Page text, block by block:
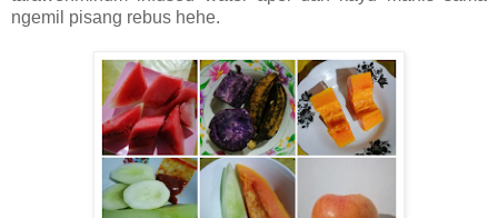
ngemil pisang rebus hehe.